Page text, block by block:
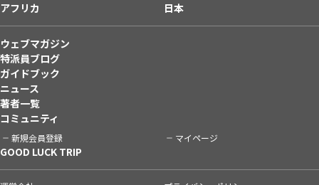
アフリカ
日本
ウェブマガジン
特派員ブログ
ガイドブック
ニュース
著者一覧
コミュニティ
新規会員登録 マイページ
GOOD LUCK TRIP